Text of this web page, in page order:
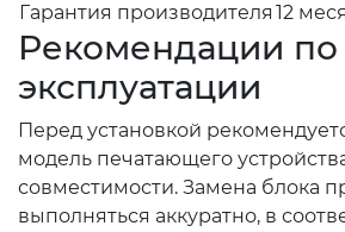
Гарантия производителя 12
Рекомендации по
эксплуатации
Перед установкой
модель печатающего
совместимости. Замена блока
выполняться аккуратно, в